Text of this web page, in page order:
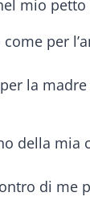
mio
per
la
della mia
di me